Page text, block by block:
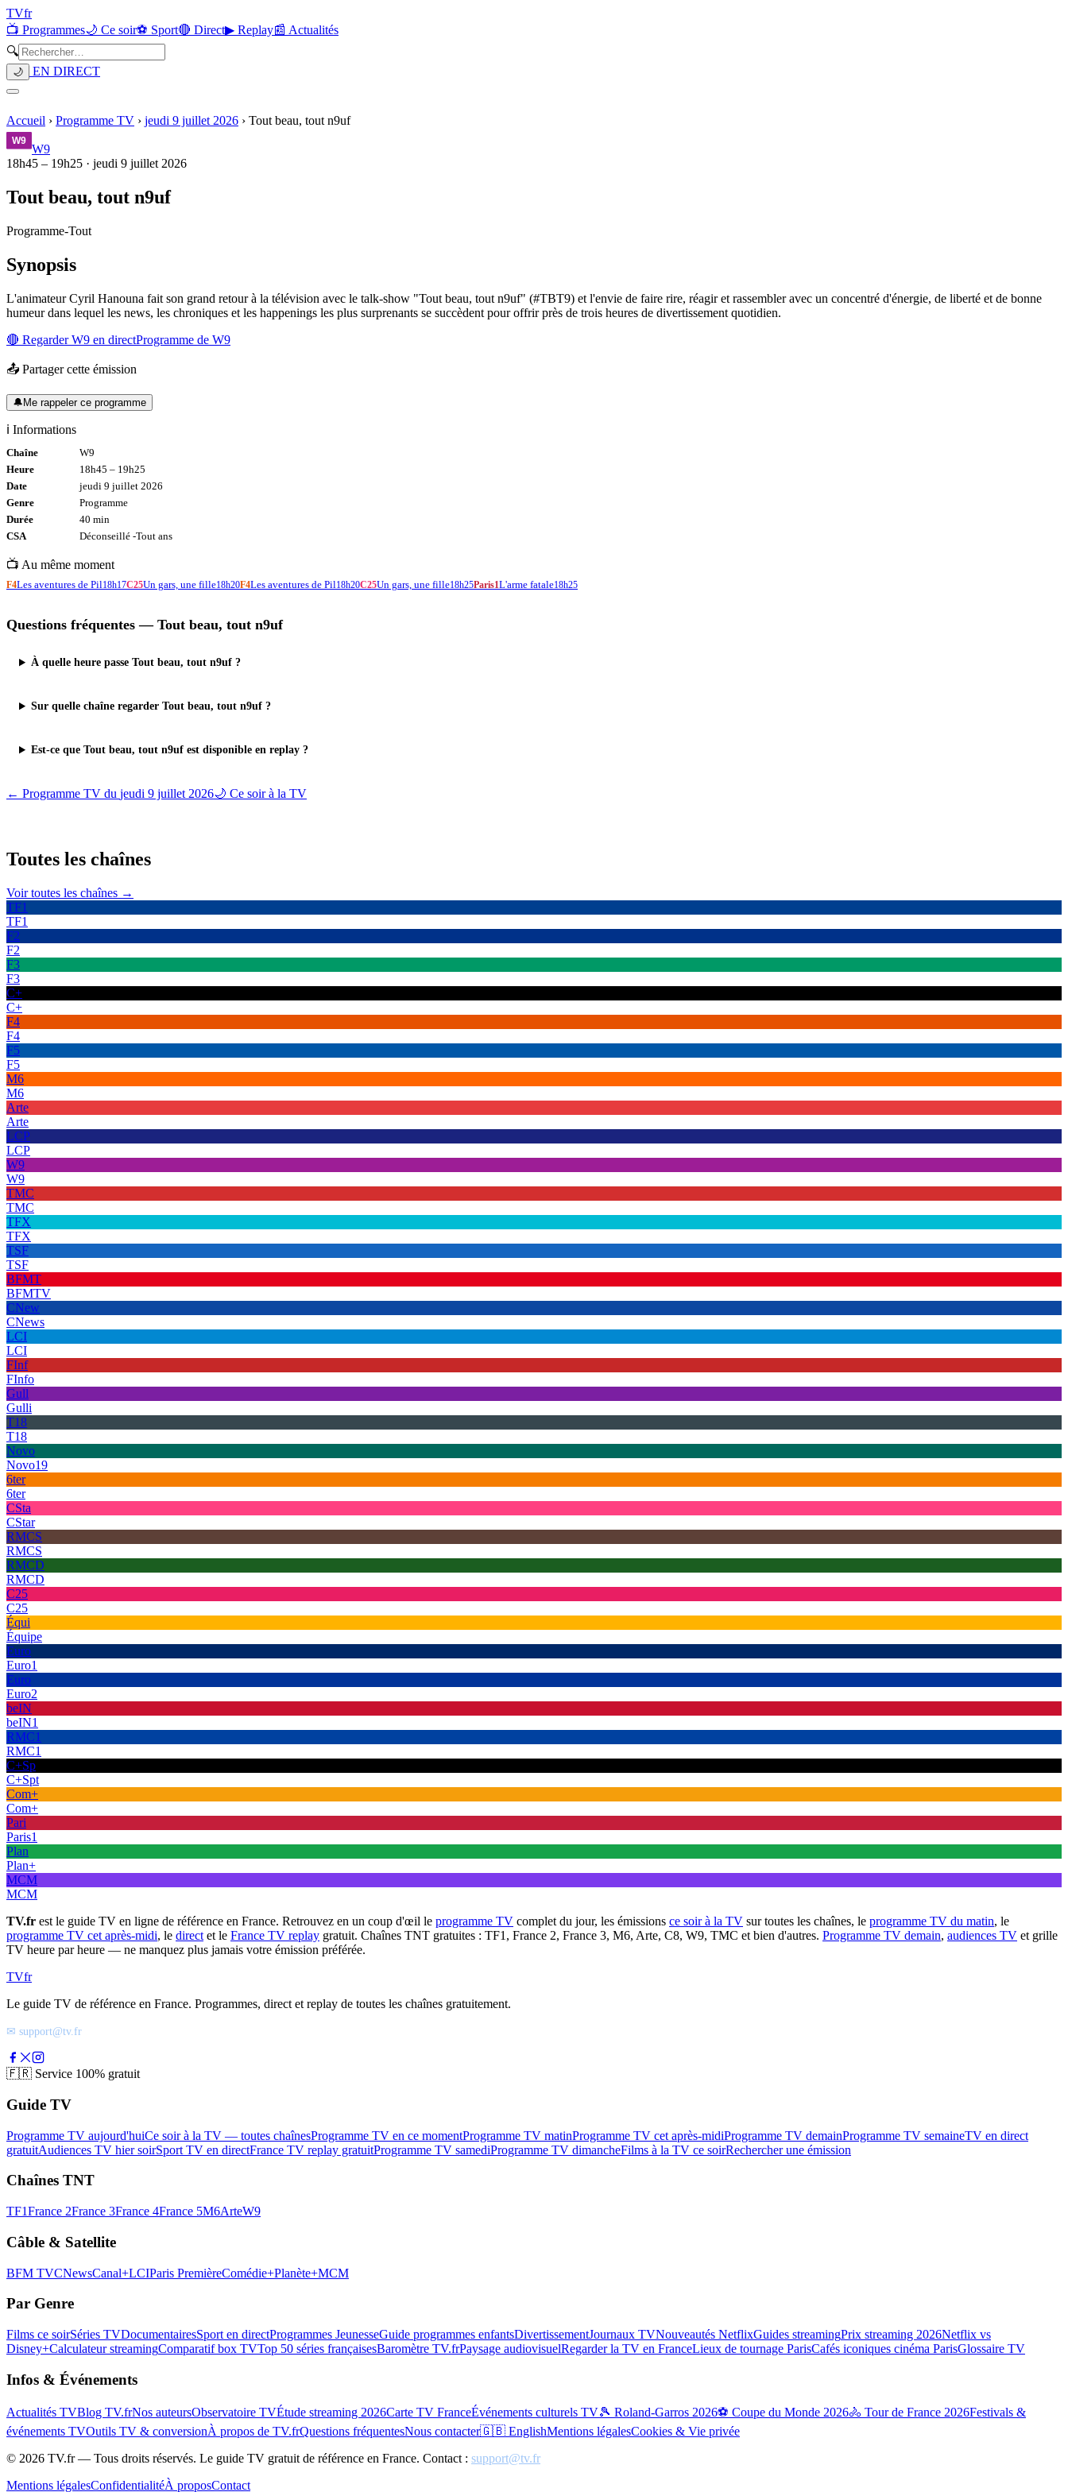
TVfr
📺 Programmes🌙 Ce soir⚽ Sport🔴 Direct▶ Replay📰 Actualités
🔍
🌙 EN DIRECT
Accueil › Programme TV › jeudi 9 juillet 2026 › Tout beau, tout n9uf
W9
18h45 – 19h25 · jeudi 9 juillet 2026
Tout beau, tout n9uf
Programme-Tout
Synopsis
L'animateur Cyril Hanouna fait son grand retour à la télévision avec le talk-show "Tout beau, tout n9uf" (#TBT9) et l'envie de faire rire, réagir et rassembler avec un concentré d'énergie, de liberté et de bonne
humeur dans lequel les news, les chroniques et les happenings les plus surprenants se succèdent pour offrir près de trois heures de divertissement quotidien.
🔴 RegarderW9 en directProgramme de W9
📤 Partager cette émission
🔔Me rappeler ce programme
ℹ️ Informations
Chaîne
W9
Heure
18h45 – 19h25
Date
jeudi 9 juillet 2026
Genre
Programme
Durée
40 min
CSA
Déconseillé -Tout ans
📺 Au même moment
F4Les aventures de Pil18h17C25Un gars, une fille18h20F4Les aventures de Pil18h20C25Un gars, une fille18h25Paris1L'arme fatale18h25
Questions fréquentes — Tout beau, tout n9uf
À quelle heure passe Tout beau, tout n9uf ?
Sur quelle chaîne regarder Tout beau, tout n9uf ?
Est-ce que Tout beau, tout n9uf est disponible en replay ?
← Programme TV du jeudi 9 juillet 2026🌙 Ce soir à la TV
Toutes les chaînes
Voir toutes les chaînes →
TF1
TF1
F2
F2
F3
F3
C+
C+
F4
F4
F5
F5
M6
M6
Arte
Arte
LCP
LCP
W9
W9
TMC
TMC
TFX
TFX
TSF
TSF
BFMT
BFMTV
CNew
CNews
LCI
LCI
FInf
FInfo
Gull
Gulli
T18
T18
Novo
Novo19
6ter
6ter
CSta
CStar
RMCS
RMCS
RMCD
RMCD
C25
C25
Équi
Équipe
Euro
Euro1
Euro
Euro2
beIN
beIN1
RMC1
RMC1
C+Sp
C+Spt
Com+
Com+
Pari
Paris1
Plan
Plan+
MCM
MCM
TV.fr est le guide TV en ligne de référence en France. Retrouvez en un coup d'œil le programme TV complet du jour, les émissions ce soir à la TV sur toutes les chaînes, le programme TV du matin, le
programme TV cet après-midi, le direct et le France TV replay gratuit. Chaînes TNT gratuites : TF1, France 2, France 3, M6, Arte, C8, W9, TMC et bien d'autres. Programme TV demain, audiences TV et grille
TV heure par heure — ne manquez plus jamais votre émission préférée.
TVfr
Le guide TV de référence en France. Programmes, direct et replay de toutes les chaînes gratuitement.
✉ support@tv.fr
🇫🇷 Service 100% gratuit
Guide TV
Programme TV aujourd'huiCe soir à la TV — toutes chaînesProgramme TV en ce momentProgramme TV matinProgramme TV cet après-midiProgramme TV demainProgramme TV semaineTV en direct
gratuitAudiences TV hier soirSport TV en directFrance TV replay gratuitProgramme TV samediProgramme TV dimancheFilms à la TV ce soirRechercher une émission
Chaînes TNT
TF1France 2France 3France 4France 5M6ArteW9
Câble & Satellite
BFM TVCNewsCanal+LCIParis PremièreComédie+Planète+MCM
Par Genre
Films ce soirSéries TVDocumentairesSport en directProgrammes JeunesseGuide programmes enfantsDivertissementJournaux TVNouveautés NetflixGuides streamingPrix streaming 2026Netflix vs
Disney+Calculateur streamingComparatif box TVTop 50 séries françaisesBaromètre TV.frPaysage audiovisuelRegarder la TV en FranceLieux de tournage ParisCafés iconiques cinéma ParisGlossaire TV
Infos & Événements
Actualités TVBlog TV.frNos auteursObservatoire TVÉtude streaming 2026Carte TV FranceÉvénements culturels TV🎾 Roland-Garros 2026⚽ Coupe du Monde 2026🚴 Tour de France 2026Festivals &
événements TVOutils TV & conversionÀ propos de TV.frQuestions fréquentesNous contacter🇬🇧 EnglishMentions légalesCookies & Vie privée
© 2026 TV.fr — Tous droits réservés. Le guide TV gratuit de référence en France. Contact : support@tv.fr
Mentions légalesConfidentialitéÀ proposContact